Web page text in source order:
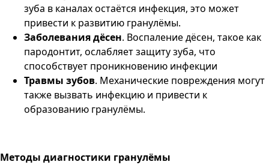
зуба в каналах остаётся инфекция, это может
привести к развитию гранулёмы​.
Заболевания дёсен. Воспаление дёсен, такое как
пародонтит, ослабляет защиту зуба, что
способствует проникновению инфекции​
Травмы зубов. Механические повреждения могут
также вызвать инфекцию и привести к
образованию гранулёмы.
Методы диагностики гранулёмы